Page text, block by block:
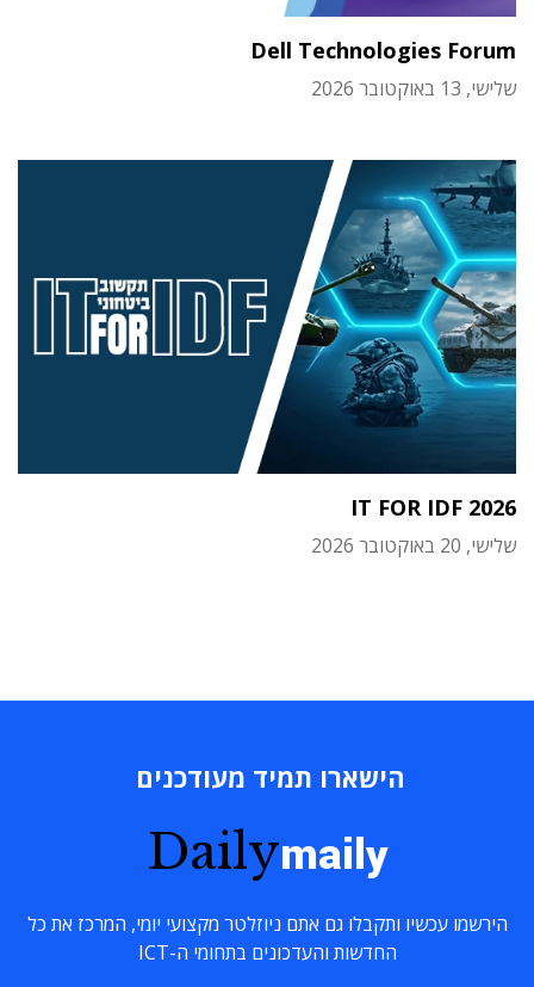
Dell Technologies Forum
שלישי, 13 באוקטובר 2026
IT FOR IDF 2026
שלישי, 20 באוקטובר 2026
הישארו תמיד מעודכנים
Dailymaily
הירשמו עכשיו ותקבלו גם אתם ניוזלטר מקצועי יומי, המרכז את כל
החדשות והעדכונים בתחומי ה-ICT